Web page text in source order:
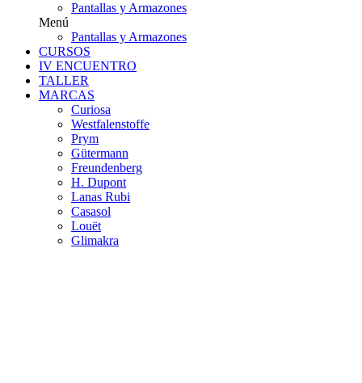
Pantallas y Armazones
Menú
Pantallas y Armazones
CURSOS
IV ENCUENTRO
TALLER
MARCAS
Curiosa
Westfalenstoffe
Prym
Gütermann
Freundenberg
H. Dupont
Lanas Rubi
Casasol
Louët
Glimakra